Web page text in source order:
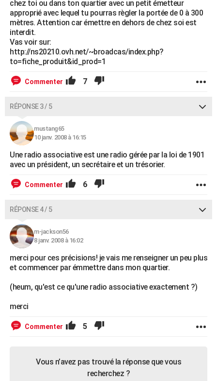
chez toi ou dans ton quartier avec un petit émetteur
approprié avec lequel tu pourras règler la portée de 0 à 300
mètres. Attention car émettre en dehors de chez soi est
interdit.
Vas voir sur:
http://ns20210.ovh.net/~broadcas/index.php?
to=fiche_produit&id_prod=1
Commenter 7
RÉPONSE 3 / 5
mustang65
10 janv. 2008 à 16:15
Une radio associative est une radio gérée par la loi de 1901
avec un président, un secrétaire et un trésorier.
Commenter 6
RÉPONSE 4 / 5
m-jackson56
8 janv. 2008 à 16:02
merci pour ces précisions! je vais me renseigner un peu plus
et commencer par émmettre dans mon quartier.
(heum, qu'est ce qu'une radio associative exactement ?)
merci
Commenter 5
Vous n’avez pas trouvé la réponse que vous
recherchez ?